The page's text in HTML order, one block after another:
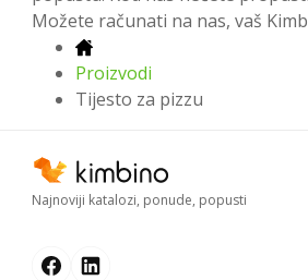
Možete računati na nas, vaš
Proizvodi
Tijesto za pizzu
Najnoviji katalozi, ponude, popusti